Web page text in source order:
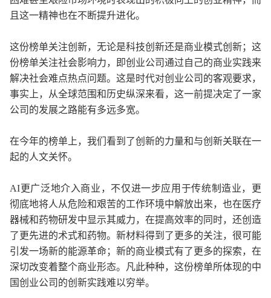
且这一精神也在不断提升进化。
这份榜单关注创新，无论是科技创新还是商业模式创新；这
份榜单关注社会影响力，即创业公司通过自己的商业实践来
解决社会难点热点问题。这是时代对创业公司的客观要求，
事实上，从全球范围和历史纵深来看，这一前提决定了一家
公司的发展之路能有多远多宽。
在今年的榜单上，我们看到了创新的力量和与创新关联在一
起的人文关怀。
AI更广泛地介入商业，不仅进一步应用于传统制造业，更
彻底地将人从危险和艰苦的工作环境中解放出来，也在医疗
器械和药物研发中显示其威力，在提高效率的同时，还创造
了更先进的术式和药物。新材料得到了更多的关注，很可能
引发一场新的能源革命；新的商业模式有了更多的探索，在
深切改变着整个商业形态。凡此种种，这份榜单所体现的中
国创业公司的创新实践难以穷举。